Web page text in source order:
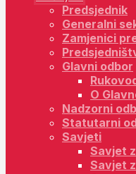
Predsjednik
Generalni
Zamjenici
Glavni odbor
O
Nadzorni
Statutarni
Savjeti
Savjet
Savjet